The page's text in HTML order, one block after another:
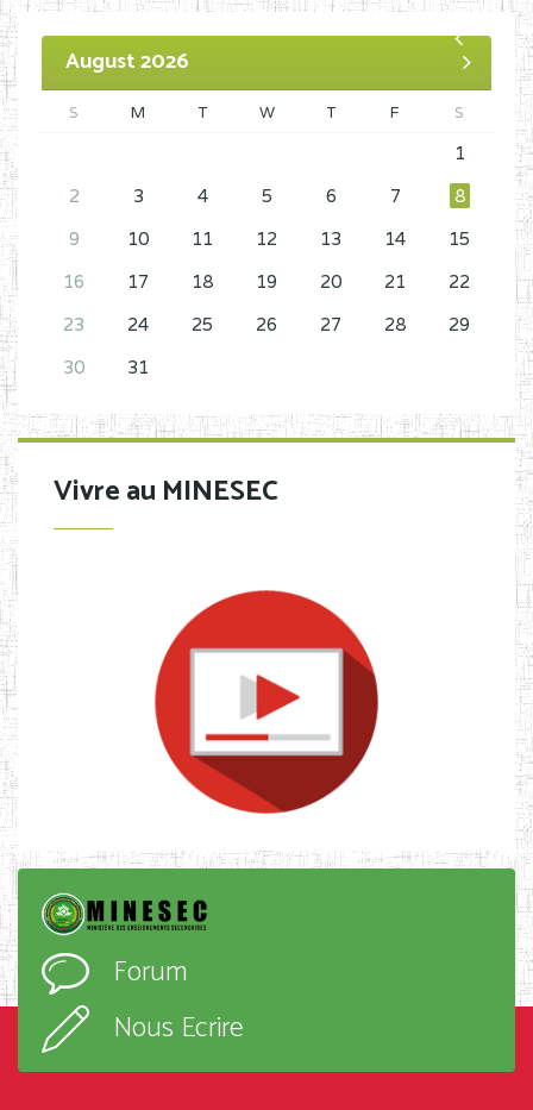
August 2026
S M T W T F S
1
2
3 4 5 6 7
8
9
10 11 12 13 14
15
16
17 18 19 20 21
22
23
24 25 26 27 28
29
30
31
Vivre au MINESEC
Forum
Nous Ecrire